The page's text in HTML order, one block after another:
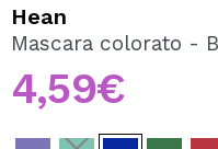
Creando un account su
acquisti velocemente,
consultare le tue
Hean
Mascara colorato -
4,59€